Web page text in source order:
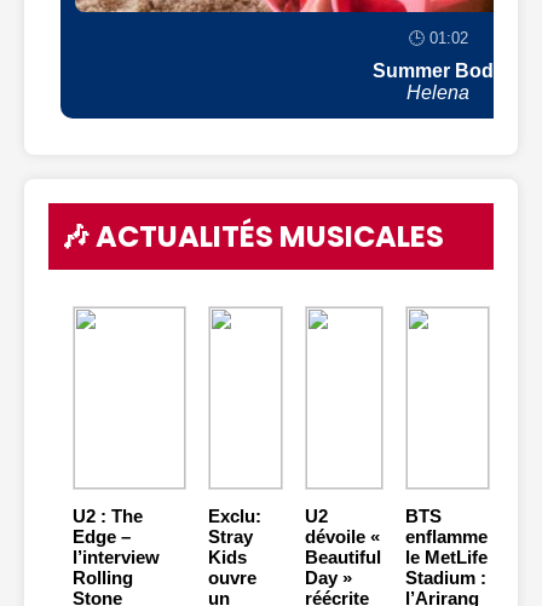
🕒 01:02
Summer Body
Helena
🎶 ACTUALITÉS MUSICALES
U2 : The
Edge –
l’interview
Rolling
Stone
Exclu:
Stray
Kids
ouvre
un
U2
dévoile «
Beautiful
Day »
réécrite
BTS
enflamme
le MetLife
Stadium :
l’Arirang